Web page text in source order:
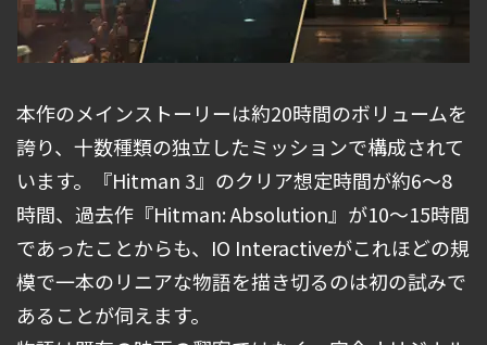
本作のメインストーリーは約20時間のボリュームを
誇り、十数種類の独立したミッションで構成されて
います。『Hitman 3』のクリア想定時間が約6～8
時間、過去作『Hitman: Absolution』が10～15時間
であったことからも、IO Interactiveがこれほどの規
模で一本のリニアな物語を描き切るのは初の試みで
あることが伺えます。